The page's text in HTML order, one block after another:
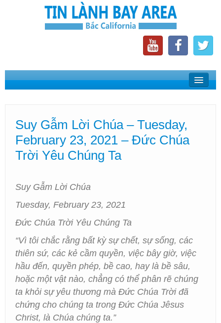
Home
Phát Thanh Tin Lành Bay Area
Các Hội Thánh Bắc California
Suy Gẫm Lời Chúa – Tuesday,
February 23, 2021 – Đức Chúa
Trời Yêu Chúng Ta
Suy Gẫm Lời Chúa
Tuesday, February 23, 2021
Đức Chúa Trời Yêu Chúng Ta
“Vì tôi chắc rằng bất kỳ sự chết, sự sống, các
thiên sứ, các kẻ cầm quyền, việc bây giờ, việc
hầu đến, quyền phép, bề cao, hay là bề sâu,
hoặc một vật nào, chẳng có thể phân rẽ chúng
ta khỏi sự yêu thương mà Đức Chúa Trời đã
chứng cho chúng ta trong Đức Chúa Jêsus
Christ, là Chúa chúng ta.”